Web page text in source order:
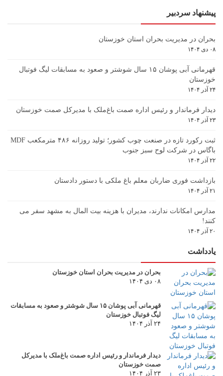
پیشنهاد سردبیر
بحران در مدیریت بحران استان خوزستان
۰۸ دی ۱۴۰۴
قهرمانی آبی پوشان ۱۵ سال شوشتر و صعود به مسابقات لیگ فوتبال
خوزستان
۲۴ آذر ۱۴۰۴
دیدار فرماندار و رئیس اداره صمت باغ‌ملک با مدیرکل صمت خوزستان
۲۳ آذر ۱۴۰۴
ثبت رکورد تازه در صنعت چوب کشور؛ تولید روزانه ۴۸۶ مترمکعب MDF
باگاس در شرکت لوح سبز جنوب
۲۲ آذر ۱۴۰۴
بازداشت فوری ضاربان معلم باغ ملکی با دستور دادستان
۲۱ آذر ۱۴۰۴
مدارس امکانات ندارند، مدیران با هزینه بیت المال به مشهد سفر می
کنند!
۲۰ آذر ۱۴۰۴
یادداشت
بحران در مدیریت بحران استان خوزستان
۰۸ دی ۱۴۰۴
قهرمانی آبی پوشان ۱۵ سال شوشتر و صعود به مسابقات
لیگ فوتبال خوزستان
۲۴ آذر ۱۴۰۴
دیدار فرماندار و رئیس اداره صمت باغ‌ملک با مدیرکل
صمت خوزستان
۲۳ آذر ۱۴۰۴